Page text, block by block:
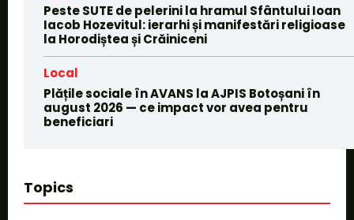
Peste SUTE de pelerini la hramul Sfântului Ioan
Iacob Hozevitul: ierarhi și manifestări religioase
la Horodiștea și Crăiniceni
Local
Plățile sociale în AVANS la AJPIS Botoșani în
august 2026 — ce impact vor avea pentru
beneficiari
Topics